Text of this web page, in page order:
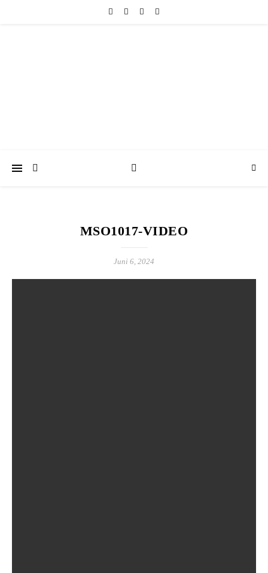
MSO1017-VIDEO
Juni 6, 2024